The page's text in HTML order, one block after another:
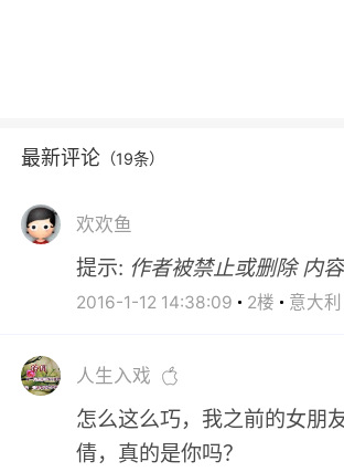
最新评论 （19条）
欢欢鱼
提示: 作者被禁止或删除 内
2016-1-12 14:38:09 2楼 意大利
人生入戏
怎么这么巧，我之前的女朋
倩，真的是你吗？